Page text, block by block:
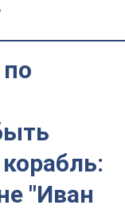
по
"Иван